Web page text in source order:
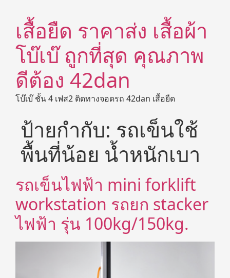
เสื้อยืด ราคาส่ง เสื้อผ้า
โบ๊เบ๊ ถูกที่สุด คุณภาพ
ดีต้อง 42dan
โบ๊เบ๊ ชั้น 4 เฟส2 ติดทางจอดรถ 42dan เสื้อยืด
ป้ายกำกับ: รถเข็นใช้
พื้นที่น้อย น้ำหนักเบา
รถเข็นไฟฟ้า mini forklift
workstation รถยก stacker
ไฟฟ้า รุ่น 100kg/150kg.